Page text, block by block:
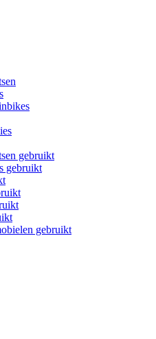
gebruikt
gebruikt
gebruikt